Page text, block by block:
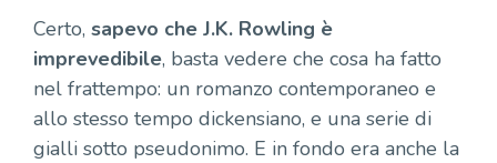
Certo, sapevo che J.K. Rowling è
imprevedibile, basta vedere che cosa ha fatto
nel frattempo: un romanzo contemporaneo e
allo stesso tempo dickensiano, e una serie di
gialli sotto pseudonimo. E in fondo era anche la